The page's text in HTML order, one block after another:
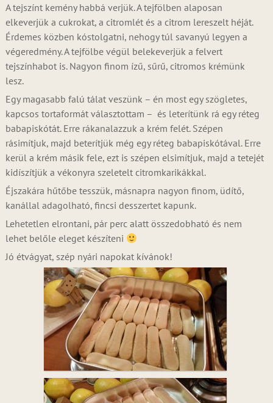
A tejszínt kemény habbá verjük. A tejfölben alaposan
elkeverjük a cukrokat, a citromlét és a citrom lereszelt héját.
Érdemes közben kóstolgatni, nehogy túl savanyú legyen a
végeredmény. A tejfölbe végül belekeverjük a felvert
tejszínhabot is. Nagyon finom ízű, sűrű, citromos krémünk
lesz.
Egy magasabb falú tálat veszünk – én most egy szögletes,
kapcsos tortaformát választottam – és leterítünk rá egy réteg
babapiskótát. Erre rákanalazzuk a krém felét. Szépen
rásimítjuk, majd beterítjük még egy réteg babapiskótával. Erre
kerül a krém másik fele, ezt is szépen elsimítjuk, majd a tetejét
kidíszítjük a vékonyra szeletelt citromkarikákkal.
Éjszakára hűtőbe tesszük, másnapra nagyon finom, üdítő,
kanállal adagolható, fincsi desszertet kapunk.
Lehetetlen elrontani, pár perc alatt összedobható és nem
lehet belőle eleget készíteni
Jó étvágyat, szép nyári napokat kívánok!